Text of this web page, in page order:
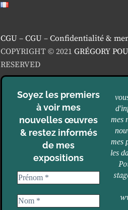
CGU – CGU – Confidentialité &
COPYRIGHT © 2021 GRÉGORY
RESERVED
Soyez les premiers
à voir mes
nouvelles œuvres
& restez informés
de mes
expositions
mes
mes
les